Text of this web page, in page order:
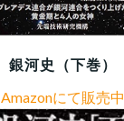
銀河史（下巻）
Amazonにて販売中